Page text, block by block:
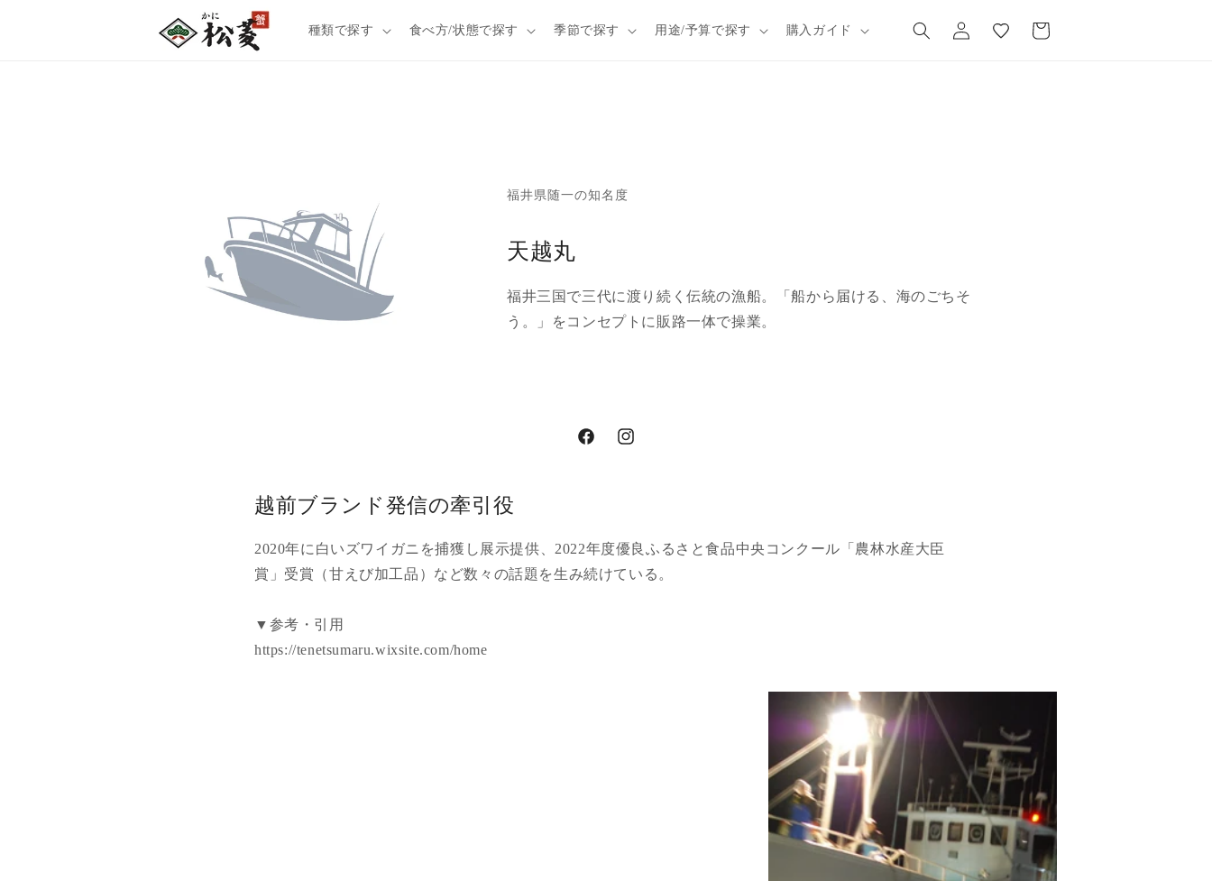
種類で探す 食べ方/状態で探す 季節で探す 用途/予算で探す 購入ガイド
イ
に
ー
福井県随一の知名度
天越丸
福井三国で三代に渡り続く伝統の漁船。「船から届ける、海のごちそ
う。」をコンセプトに販路一体で操業。
FacebookInstagram
越前ブランド発信の牽引役
2020年に白いズワイガニを捕獲し展示提供、2022年度優良ふるさと食品中央コンクール「農林水産大臣
賞」受賞（甘えび加工品）など数々の話題を生み続けている。
▼参考・引用
https://tenetsumaru.wixsite.com/home